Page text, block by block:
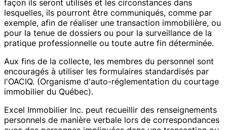
façon ils seront utilisés et les circonstances dans
lesquelles, ils pourront être communiqués, comme par
exemple, afin de réaliser une transaction immobilière, ou
pour la tenue de dossiers ou pour la surveillance de la
pratique professionnelle ou toute autre fin déterminée.
Aux fins de la collecte, les membres du personnel sont
encouragés à utiliser les formulaires standardisés par
l'OACIQ. (Organisme d'auto-réglementation du courtage
immobilier du Québec).
Excel Immobilier Inc. peut recueillir des renseignements
personnels de manière verbale lors de correspondances